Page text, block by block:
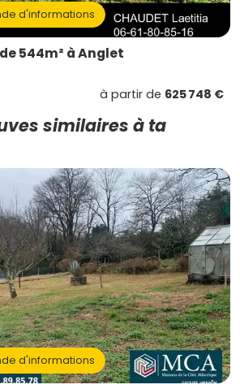
d'informations
544m² à Anglet
à partir de 625 748 €
similaires à ta
d'informations